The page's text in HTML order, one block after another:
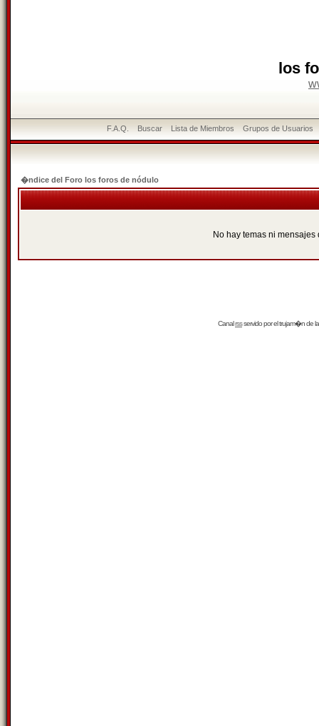
los
F.A.Q. Buscar Lista de Miembros Grupos de Usuarios
�ndice del Foro los foros de nódulo
No hay temas ni
Canalrssservido por eltrujam�nde